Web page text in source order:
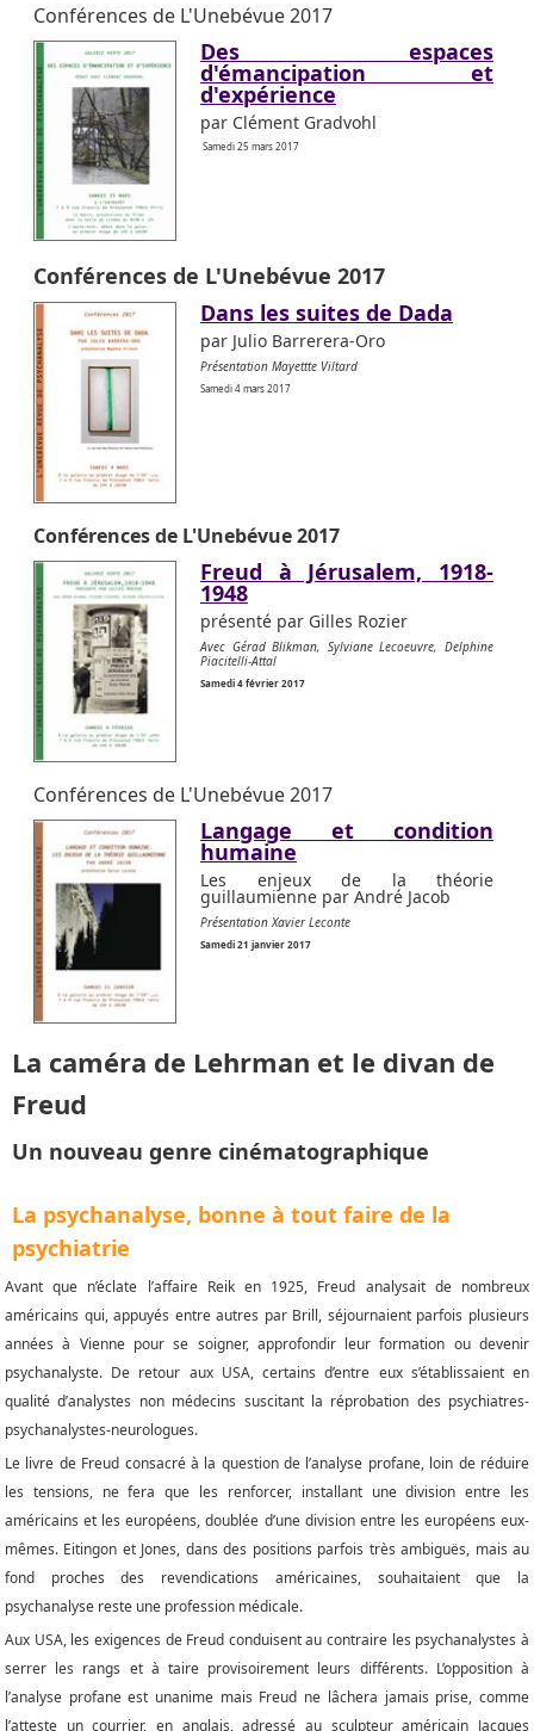
Conférences de L'Unebévue 2017
Des espaces
d'émancipation et
d'expérience
par Clément Gradvohl
Samedi 25 mars 2017
Conférences de L'Unebévue 2017
Dans les suites de Dada
par Julio Barrerera-Oro
Présentation Mayettte Viltard
Samedi 4 mars 2017
Conférences de L'Unebévue 2017
Freud à Jérusalem, 1918-
1948
présenté par Gilles Rozier
Avec Gérad Blikman, Sylviane Lecoeuvre, Delphine
Piacitelli-Attal
Samedi 4 février 2017
Conférences de L'Unebévue 2017
Langage et condition
humaine
Les enjeux de la théorie
guillaumienne par André Jacob
Présentation Xavier Leconte
Samedi 21 janvier 2017
La caméra de Lehrman et le divan de
Freud
Un nouveau genre cinématographique
La psychanalyse, bonne à tout faire de la
psychiatrie
Avant que n’éclate l’affaire Reik en 1925, Freud analysait de nombreux
américains qui, appuyés entre autres par Brill, séjournaient parfois plusieurs
années à Vienne pour se soigner, approfondir leur formation ou devenir
psychanalyste. De retour aux USA, certains d’entre eux s’établissaient en
qualité d’analystes non médecins suscitant la réprobation des psychiatres-
psychanalystes-neurologues.
Le livre de Freud consacré à la question de l’analyse profane, loin de réduire
les tensions, ne fera que les renforcer, installant une division entre les
américains et les européens, doublée d’une division entre les européens eux-
mêmes. Eitingon et Jones, dans des positions parfois très ambiguës, mais au
fond proches des revendications américaines, souhaitaient que la
psychanalyse reste une profession médicale.
Aux USA, les exigences de Freud conduisent au contraire les psychanalystes à
serrer les rangs et à taire provisoirement leurs différents. L’opposition à
l’analyse profane est unanime mais Freud ne lâchera jamais prise, comme
l’atteste un courrier, en anglais, adressé au sculpteur américain Jacques